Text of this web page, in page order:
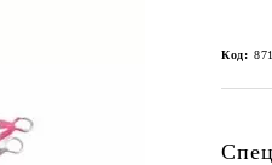
Код: